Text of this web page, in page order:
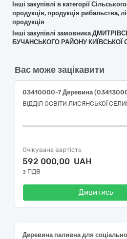
Інші закупівлі в категорії
продукція, продукція рибальства,
продукція
Інші закупівлі замовника
БУЧАНСЬКОГО РАЙОНУ КИЇВСЬКОЇ
Вас може зацікавити
ВІДДІЛ ОСВІТИ ЛИСЯНСЬКОЇ
Очікувана вартість
592 000,00 UAH
з ПДВ
Дивитись